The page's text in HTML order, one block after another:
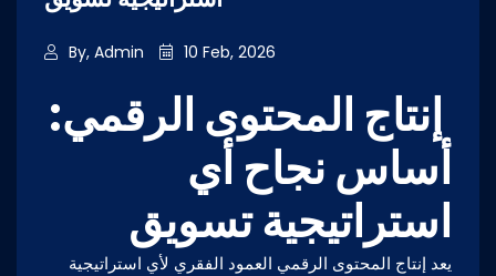
By, Admin 10 Feb, 2026
إنتاج المحتوى الرقمي:
أساس نجاح أي
استراتيجية تسويق
يعد إنتاج المحتوى الرقمي العمود الفقري لأي استراتيجية